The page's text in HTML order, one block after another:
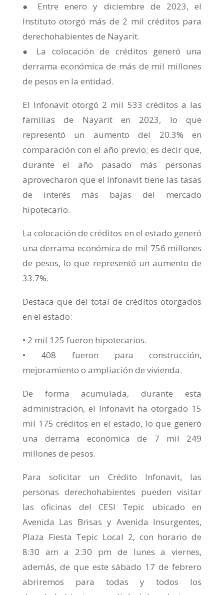
● Entre enero y diciembre de 2023, el
Instituto otorgó más de 2 mil créditos para
derechohabientes de Nayarit.
● La colocación de créditos generó una
derrama económica de más de mil millones
de pesos en la entidad.
El Infonavit otorgó 2 mil 533 créditos a las
familias de Nayarit en 2023, lo que
representó un aumento del 20.3% en
comparación con el año previo; es decir que,
durante el año pasado más personas
aprovecharon que el Infonavit tiene las tasas
de interés más bajas del mercado
hipotecario.
La colocación de créditos en el estado generó
una derrama económica de mil 756 millones
de pesos, lo que representó un aumento de
33.7%.
Destaca que del total de créditos otorgados
en el estado:
• 2 mil 125 fueron hipotecarios.
• 408 fueron para construcción,
mejoramiento o ampliación de vivienda.
De forma acumulada, durante esta
administración, el Infonavit ha otorgado 15
mil 175 créditos en el estado, lo que generó
una derrama económica de 7 mil 249
millones de pesos.
Para solicitar un Crédito Infonavit, las
personas derechohabientes pueden visitar
las oficinas del CESI Tepic ubicado en
Avenida Las Brisas y Avenida Insurgentes,
Plaza Fiesta Tepic Local 2, con horario de
8:30 am a 2:30 pm de lunes a viernes,
además, de que este sábado 17 de febrero
abriremos para todas y todos los